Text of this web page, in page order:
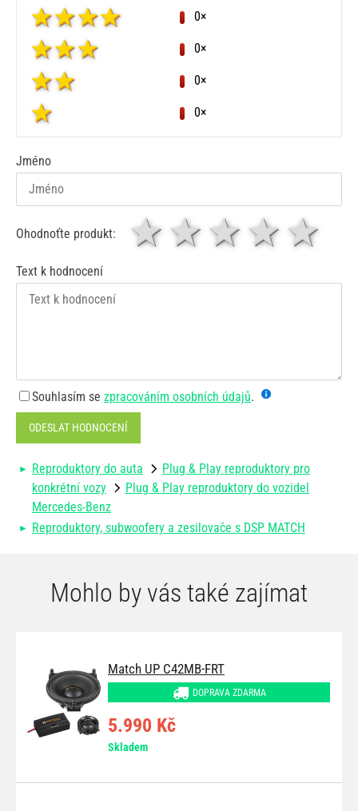
0×
0×
0×
0×
Jméno
Ohodnoťte produkt: 4
3
2 hvězdy
1 hvězda
Text k hodnocení
Souhlasím se zpracováním osobních údajů.
ODESLAT HODNOCENÍ
Reproduktory do auta
Plug & Play reproduktory pro
konkrétní vozy
Plug & Play reproduktory do vozidel
Mercedes-Benz
Reproduktory, subwoofery a zesilovače s DSP MATCH
Mohlo by vás také zajímat
Match UP C42MB-FRT
DOPRAVA ZDARMA
5.990 Kč
Skladem